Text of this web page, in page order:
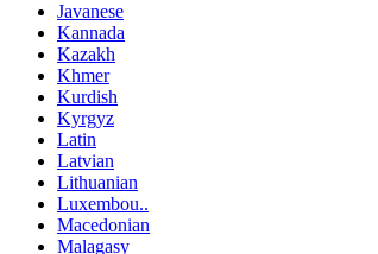
Javanese
Kannada
Kazakh
Khmer
Kurdish
Kyrgyz
Latin
Latvian
Lithuanian
Luxembou..
Macedonian
Malagasy